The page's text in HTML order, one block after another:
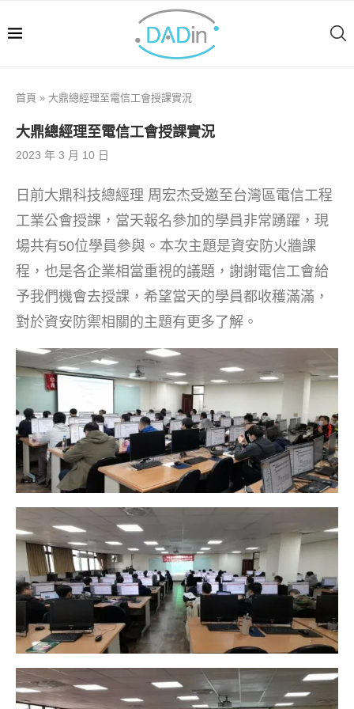
首頁 » 大鼎總經理至電信工會授課實況
大鼎總經理至電信工會授課實況
2023 年 3 月 10 日
日前大鼎科技總經理 周宏杰受邀至台灣區電信工程
工業公會授課，當天報名參加的學員非常踴躍，現
場共有50位學員參與。本次主題是資安防火牆課
程，也是各企業相當重視的議題，謝謝電信工會給
予我們機會去授課，希望當天的學員都收穫滿滿，
對於資安防禦相關的主題有更多了解。